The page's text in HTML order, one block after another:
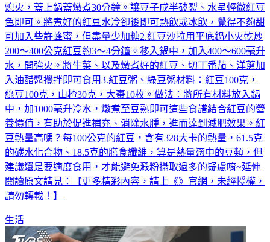
色即可。將煮好的紅豆水冷卻後即可熱飲或冰飲，覺得不夠甜
可加入些許蜂蜜，但盡量少加糖2.紅豆沙拉用平底鍋小火乾炒
200～400公克紅豆約3～4分鐘。移入鍋中，加入400～600毫升
水，開強火。將生菜、以及燉煮好的紅豆、切丁番茄、洋蔥加
入油醋醬攪拌即可食用3.紅豆粥、綠豆粥材料：紅豆100克，
綠豆100克，山楂30克，大棗10枚。做法：將所有材料放入鍋
中，加1000毫升冷水，燉煮至豆熟即可這些食譜結合紅豆的營
養價值，有助於促進補充、消除水腫，進而達到減肥效果。紅
豆熱量高嗎？每100公克的紅豆，含有328大卡的熱量，61.5克
的碳水化合物、18.5克的膳食纖維，算是熱量適中的豆類，但
建議還是要適度食用，才能避免澱粉攝取過多的疑慮唷~延伸
閱讀​​​原文請見：【更多精彩內容，請上《》官網，未經授權，
請勿轉載！】